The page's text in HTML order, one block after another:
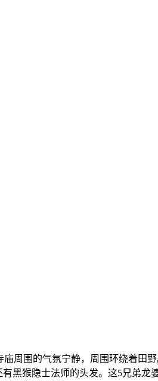
庙周围的气氛宁静，周围环绕着
黑猴隐士法师的头发。这5兄弟